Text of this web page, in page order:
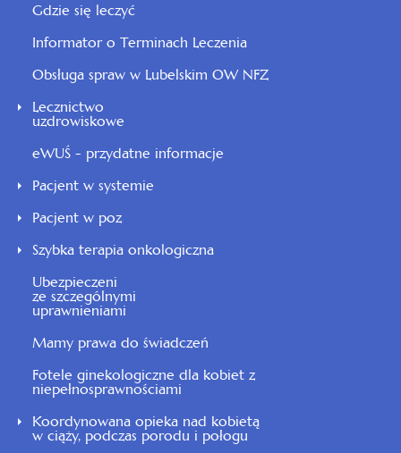
Gdzie się leczyć
Informator o Terminach Leczenia
Obsługa spraw w Lubelskim OW NFZ
Lecznictwo
uzdrowiskowe
eWUŚ - przydatne informacje
Pacjent w systemie
Pacjent w poz
Szybka terapia onkologiczna
Ubezpieczeni
ze szczególnymi
uprawnieniami
Mamy prawa do świadczeń
Fotele ginekologiczne dla kobiet z
niepełnosprawnościami
Koordynowana opieka nad kobietą
w ciąży, podczas porodu i połogu